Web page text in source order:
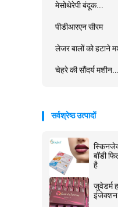
मेसोथेरेपी बंदूक...
पीडीआरएन सीरम
लेजर बालों को हटाने
चेहरे की सौंदर्य मशीन...
सर्वश्रेष्ठ उत्पादों
बॉडी
है
जुवेडर्म
इंजेक्शन